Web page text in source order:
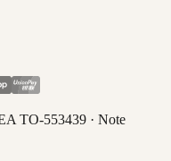
TO-553439 · Note